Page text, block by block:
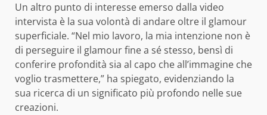
Un altro punto di interesse emerso dalla video
intervista è la sua volontà di andare oltre il glamour
superficiale. “Nel mio lavoro, la mia intenzione non è
di perseguire il glamour fine a sé stesso, bensì di
conferire profondità sia al capo che all’immagine che
voglio trasmettere,” ha spiegato, evidenziando la
sua ricerca di un significato più profondo nelle sue
creazioni.